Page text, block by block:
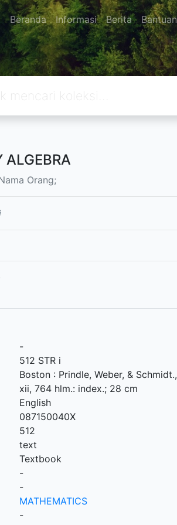
Beranda Informasi Berita Bantuan
ALGEBRA
Orang;
-
512 STR i
Boston: Prindle, Weber, & Schmidt.,
xii, 764 hlm.: index.; 28 cm
English
087150040X
512
text
Textbook
-
-
MATHEMATICS
-